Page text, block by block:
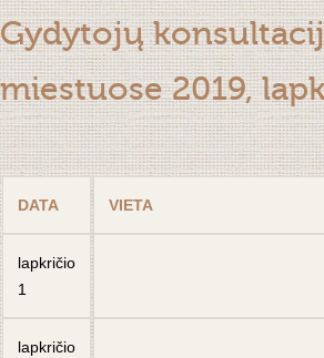
Gydytojų
miestuose 2019,
DATA VIETA
lapkričio
1
lapkričio